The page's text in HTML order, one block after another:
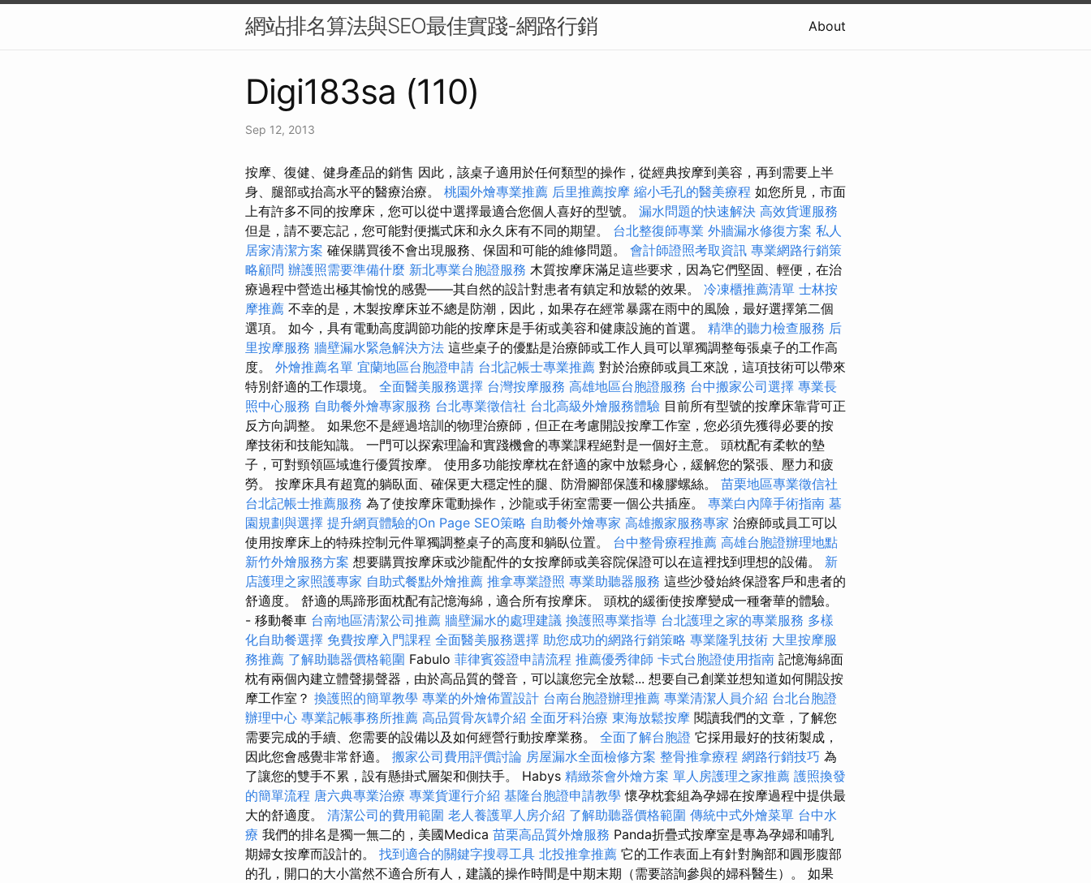
網站排名算法與SEO最佳實踐-網路行銷 About
Digi183sa (110)
Sep 12, 2013
按摩、復健、健身產品的銷售 因此，該桌子適用於任何類型的操作，從經典按摩到美容，再到需要上半
身、腿部或抬高水平的醫療治療。 桃園外燴專業推薦 后里推薦按摩 縮小毛孔的醫美療程 如您所見，市面
上有許多不同的按摩床，您可以從中選擇最適合您個人喜好的型號。 漏水問題的快速解決 高效貨運服務
但是，請不要忘記，您可能對便攜式床和永久床有不同的期望。 台北整復師專業 外牆漏水修復方案 私人
居家清潔方案 確保購買後不會出現服務、保固和可能的維修問題。 會計師證照考取資訊 專業網路行銷策
略顧問 辦護照需要準備什麼 新北專業台胞證服務 木質按摩床滿足這些要求，因為它們堅固、輕便，在治
療過程中營造出極其愉悅的感覺——其自然的設計對患者有鎮定和放鬆的效果。 冷凍櫃推薦清單 士林按
摩推薦 不幸的是，木製按摩床並不總是防潮，因此，如果存在經常暴露在雨中的風險，最好選擇第二個
選項。 如今，具有電動高度調節功能的按摩床是手術或美容和健康設施的首選。 精準的聽力檢查服務 后
里按摩服務 牆壁漏水緊急解決方法 這些桌子的優點是治療師或工作人員可以單獨調整每張桌子的工作高
度。 外燴推薦名單 宜蘭地區台胞證申請 台北記帳士專業推薦 對於治療師或員工來說，這項技術可以帶來
特別舒適的工作環境。 全面醫美服務選擇 台灣按摩服務 高雄地區台胞證服務 台中搬家公司選擇 專業長
照中心服務 自助餐外燴專家服務 台北專業徵信社 台北高級外燴服務體驗 目前所有型號的按摩床靠背可正
反方向調整。 如果您不是經過培訓的物理治療師，但正在考慮開設按摩工作室，您必須先獲得必要的按
摩技術和技能知識。 一門可以探索理論和實踐機會的專業課程絕對是一個好主意。 頭枕配有柔軟的墊
子，可對頸領區域進行優質按摩。 使用多功能按摩枕在舒適的家中放鬆身心，緩解您的緊張、壓力和疲
勞。 按摩床具有超寬的躺臥面、確保更大穩定性的腿、防滑腳部保護和橡膠螺絲。 苗栗地區專業徵信社
台北記帳士推薦服務 為了使按摩床電動操作，沙龍或手術室需要一個公共插座。 專業白內障手術指南 墓
園規劃與選擇 提升網頁體驗的On Page SEO策略 自助餐外燴專家 高雄搬家服務專家 治療師或員工可以
使用按摩床上的特殊控制元件單獨調整桌子的高度和躺臥位置。 台中整骨療程推薦 高雄台胞證辦理地點
新竹外燴服務方案 想要購買按摩床或沙龍配件的女按摩師或美容院保證可以在這裡找到理想的設備。 新
店護理之家照護專家 自助式餐點外燴推薦 推拿專業證照 專業助聽器服務 這些沙發始終保證客戶和患者的
舒適度。 舒適的馬蹄形面枕配有記憶海綿，適合所有按摩床。 頭枕的緩衝使按摩變成一種奢華的體驗。
- 移動餐車 台南地區清潔公司推薦 牆壁漏水的處理建議 換護照專業指導 台北護理之家的專業服務 多樣
化自助餐選擇 免費按摩入門課程 全面醫美服務選擇 助您成功的網路行銷策略 專業隆乳技術 大里按摩服
務推薦 了解助聽器價格範圍 Fabulo 菲律賓簽證申請流程 推薦優秀律師 卡式台胞證使用指南 記憶海綿面
枕有兩個內建立體聲揚聲器，由於高品質的聲音，可以讓您完全放鬆... 想要自己創業並想知道如何開設按
摩工作室？ 換護照的簡單教學 專業的外燴佈置設計 台南台胞證辦理推薦 專業清潔人員介紹 台北台胞證
辦理中心 專業記帳事務所推薦 高品質骨灰罈介紹 全面牙科治療 東海放鬆按摩 閱讀我們的文章，了解您
需要完成的手續、您需要的設備以及如何經營行動按摩業務。 全面了解台胞證 它採用最好的技術製成，
因此您會感覺非常舒適。 搬家公司費用評價討論 房屋漏水全面檢修方案 整骨推拿療程 網路行銷技巧 為
了讓您的雙手不累，設有懸掛式層架和側扶手。 Habys 精緻茶會外燴方案 單人房護理之家推薦 護照換發
的簡單流程 唐六典專業治療 專業貨運行介紹 基隆台胞證申請教學 懷孕枕套組為孕婦在按摩過程中提供最
大的舒適度。 清潔公司的費用範圍 老人養護單人房介紹 了解助聽器價格範圍 傳統中式外燴菜單 台中水
療 我們的排名是獨一無二的，美國Medica 苗栗高品質外燴服務 Panda折疊式按摩室是專為孕婦和哺乳
期婦女按摩而設計的。 找到適合的關鍵字搜尋工具 北投推拿推薦 它的工作表面上有針對胸部和圓形腹部
的孔，開口的大小當然不適合所有人，建議的操作時間是中期末期（需要諮詢參與的婦科醫生）。 如果